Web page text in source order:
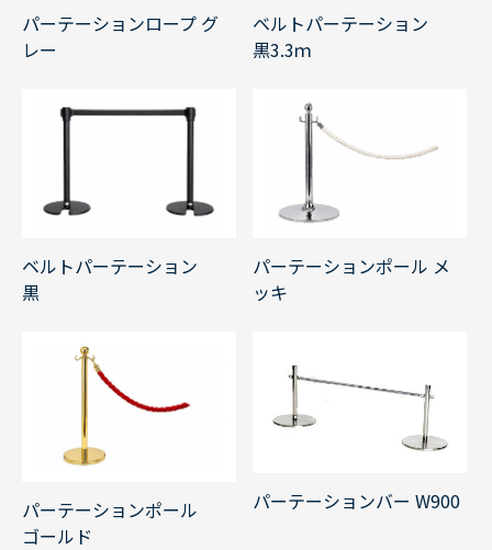
パーテーションロープ グ
レー
ベルトパーテーション
黒3.3ｍ
ベルトパーテーション
黒
パーテーションポール メ
ッキ
パーテーションポール
ゴールド
パーテーションバー W900